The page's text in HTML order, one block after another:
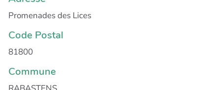
Promenades des Lices
Code Postal
81800
Commune